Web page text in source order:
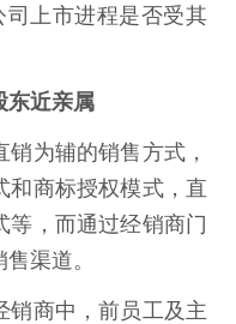
司上市进程是否受其
东近亲属
为辅的销售方式，
和商标授权模式，直
等，而通过经销商门
渠道。
销商中，前员工及主